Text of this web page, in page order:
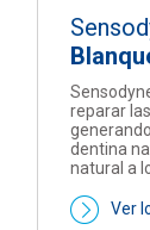
reparar
dentina
natural a
Ver